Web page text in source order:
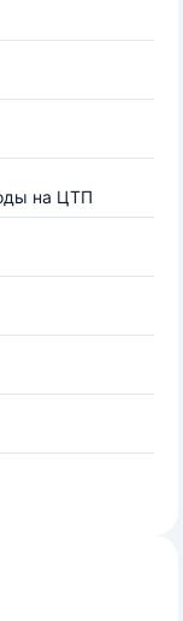
на ЦТП